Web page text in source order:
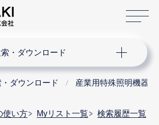
・ダウンロード
ダウンロード 産業用特殊照明機器
使い方 Myリスト一覧 検索履歴一覧